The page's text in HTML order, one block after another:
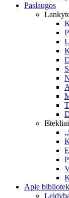
Paslaugos
Ištekliai
Apie